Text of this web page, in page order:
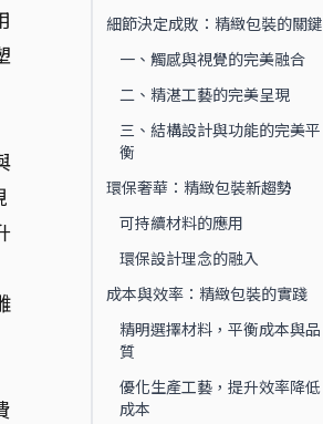
細節決定成敗：精緻包裝的關鍵
一、觸感與視覺的完美融合
二、精湛工藝的完美呈現
三、結構設計與功能的完美平
衡
環保奢華：精緻包裝新趨勢
可持續材料的應用
環保設計理念的融入
成本與效率：精緻包裝的實踐
精明選擇材料，平衡成本與品
質
優化生產工藝，提升效率降低
成本